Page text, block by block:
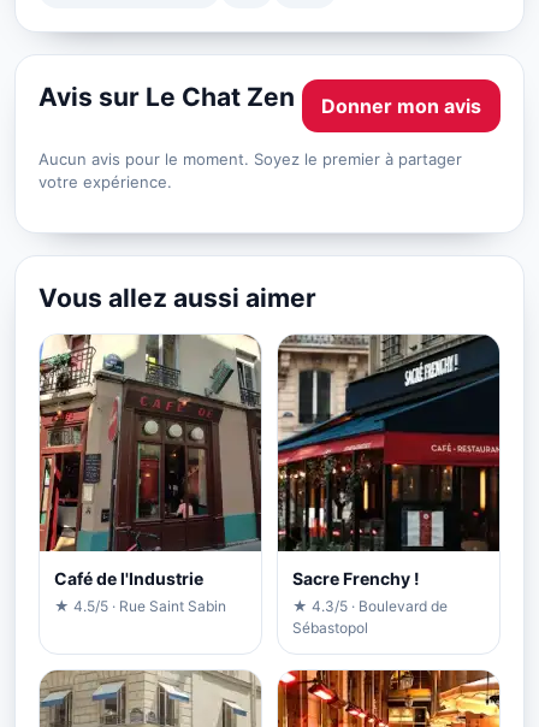
Avis sur Le Chat Zen Donner mon avis
Aucun avis pour le moment. Soyez le premier à partager
votre expérience.
Vous allez aussi aimer
Café de l'Industrie
★ 4.5/5 · Rue Saint Sabin
Sacre Frenchy !
★ 4.3/5 · Boulevard de
Sébastopol